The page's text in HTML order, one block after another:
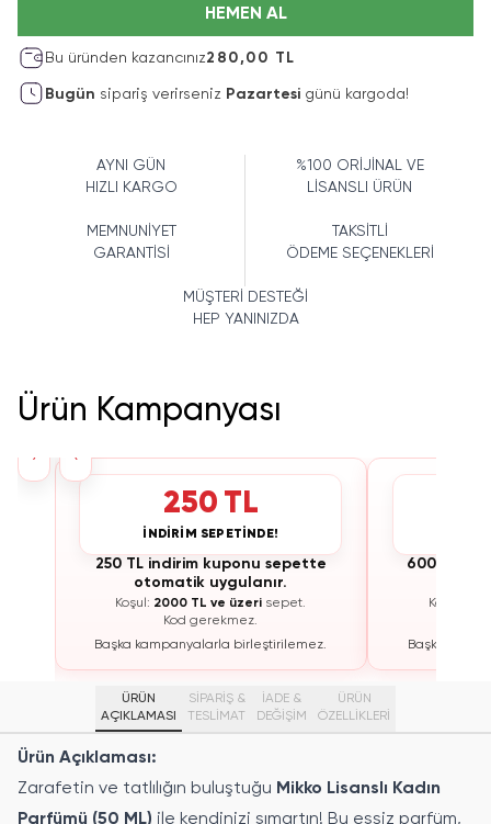
HEMEN AL
Bu üründen kazancınız280,00 TL
Bugün sipariş verirseniz Pazartesi günü kargoda!
AYNI GÜN
HIZLI KARGO
%100 ORİJİNAL VE
LİSANSLI ÜRÜN
MEMNUNİYET
GARANTİSİ
TAKSİTLİ
ÖDEME SEÇENEKLERİ
MÜŞTERİ DESTEĞİ
HEP YANINIZDA
Ürün Kampanyası
‹
›
250 TL
İNDİRİM SEPETİNDE!
250 TL indirim kuponu sepette
otomatik uygulanır.
Koşul: 2000 TL ve üzeri sepet.
Kod gerekmez.
Başka kampanyalarla birleştirilemez.
600 TL
Koşul:
Başka
ÜRÜN
AÇIKLAMASI
SİPARİŞ &
TESLİMAT
İADE &
DEĞİŞİM
ÜRÜN
ÖZELLIKLERI
Ürün Açıklaması:
Zarafetin ve tatlılığın buluştuğu Mikko Lisanslı Kadın
Parfümü (50 ML) ile kendinizi şımartın! Bu eşsiz parfüm,